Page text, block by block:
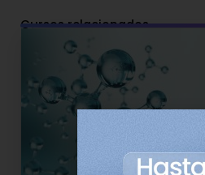
Cursos relacionados